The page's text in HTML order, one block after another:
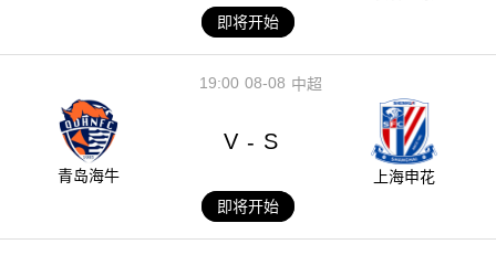
即将开始
08-08
19:00 中超
青岛海牛
V - S
上海申花
即将开始